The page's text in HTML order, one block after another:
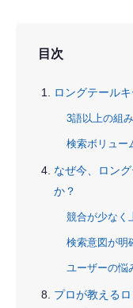
目次
ロングテール
3語以上の組
検索ボリュー
なぜ今、ロン
か？
競合が少なく
検索意図が明
ユーザーの悩
プロが教える